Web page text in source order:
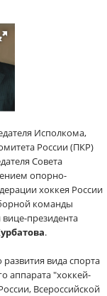
Исполкома,
России (ПКР)
Совета
опорно-
хоккея России
команды
вице-президента
.
вида спорта
аппарата "хоккей-
Всероссийской